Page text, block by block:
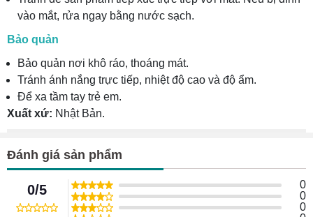
vào mắt, rửa ngay bằng nước sạch.
Bảo quản
Bảo quản nơi khô ráo, thoáng mát.
Tránh ánh nắng trực tiếp, nhiệt độ cao và độ ẩm.
Để xa tầm tay trẻ em.
Xuất xứ: Nhật Bản.
Đánh giá sản phẩm
0/5
0
0
0